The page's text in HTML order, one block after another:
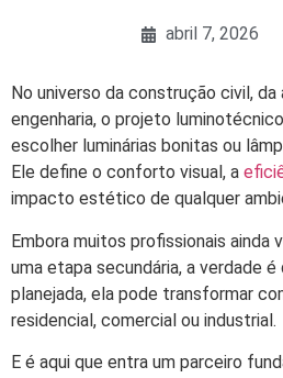
abril 7, 2026
No universo da construção civil,
engenharia, o projeto
escolher luminárias bonitas ou
Ele define o conforto visual, a
impacto estético de qualquer
Embora muitos profissionais ainda
uma etapa secundária, a verdade é
planejada, ela pode transformar
residencial, comercial ou industrial.
E é aqui que entra um parceiro